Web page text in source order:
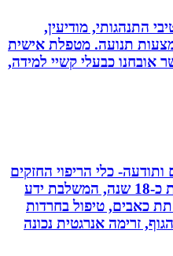
מודיעין,
תנועה. מטפלת אישית
כבעלי קשיי למידה,
כלי הריפוי החזקים
ביותר בעולם!!! נטורופתית כ-18 שנה, המשלבת ידע
טיפול בחרדות
אנרגטית נכונה